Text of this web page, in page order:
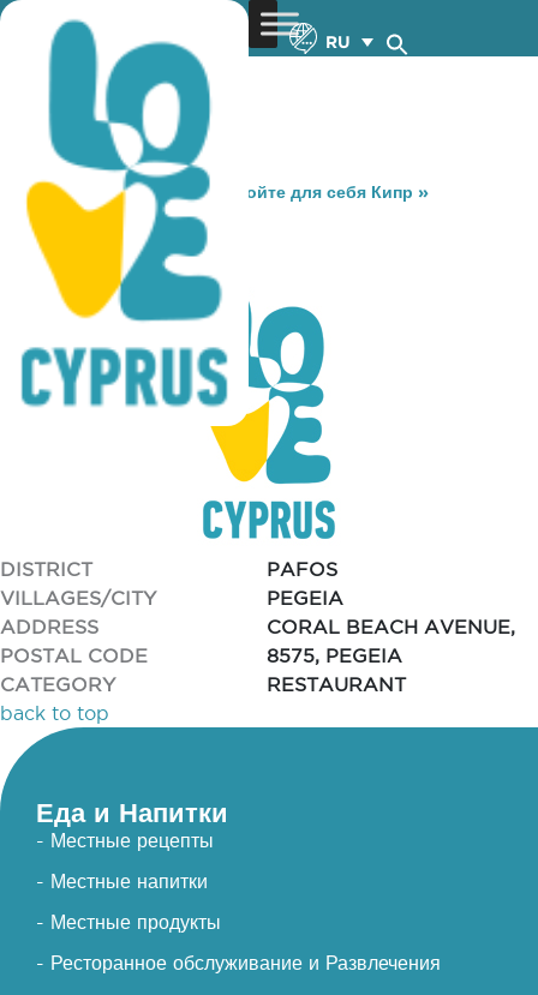
RU
You are here: Home »Откройте для себя Кипр »
Gastronomy
» SALA THAI
SALA THAI
DISTRICT
PAFOS
VILLAGES/CITY
PEGEIA
ADDRESS
CORAL BEACH AVENUE,
POSTAL CODE
8575, PEGEIA
CATEGORY
RESTAURANT
back to top
Еда и Напитки
- Местные рецепты
- Местные напитки
- Местные продукты
- Ресторанное обслуживание и Развлечения